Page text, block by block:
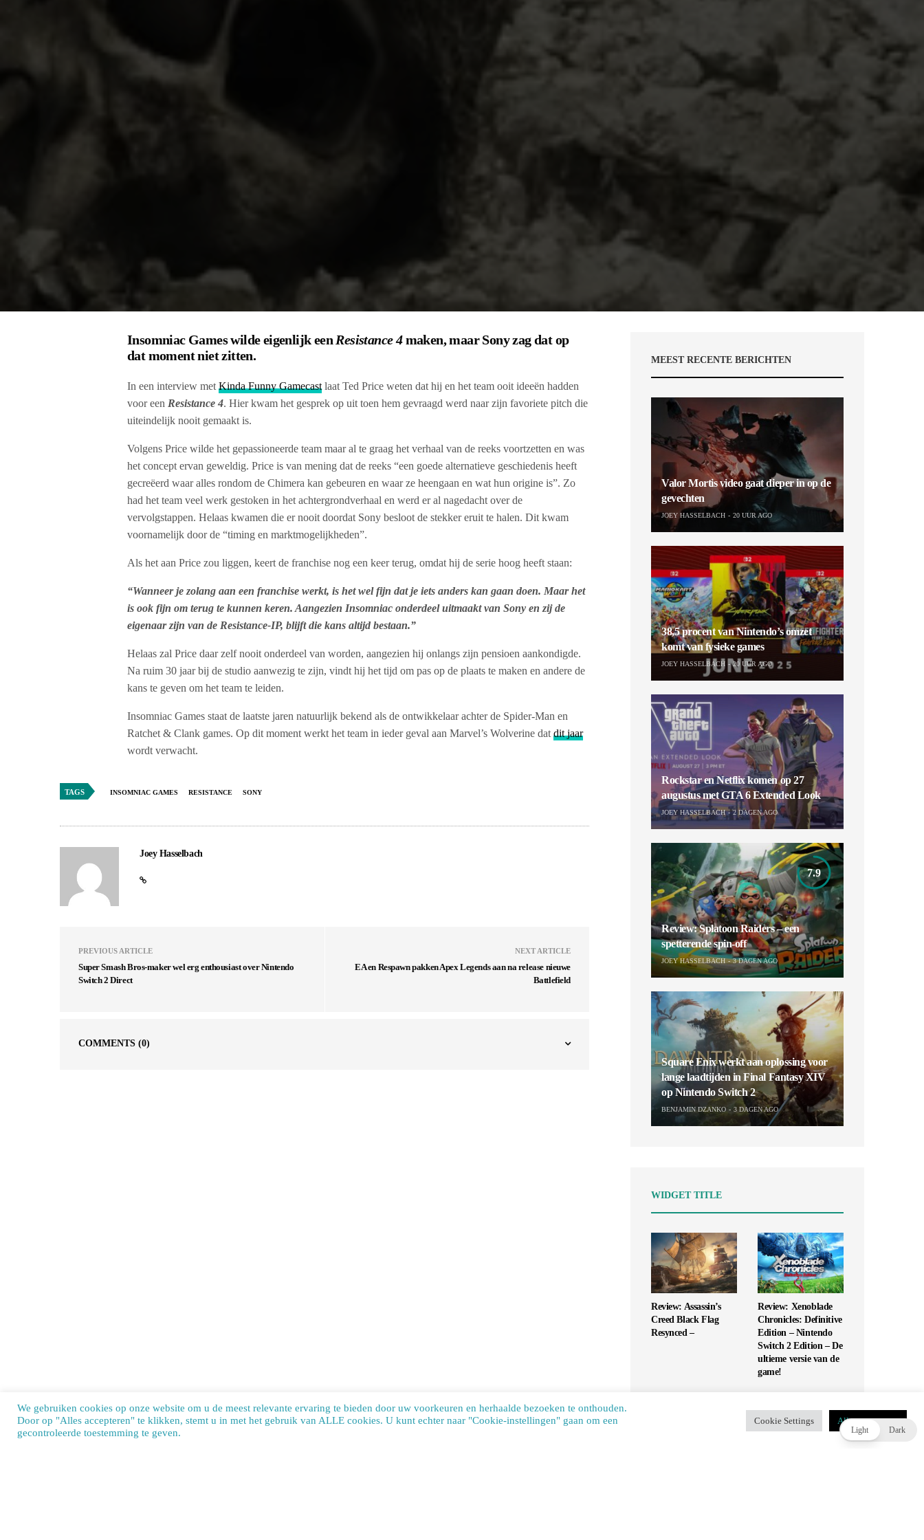
Insomniac Games wilde eigenlijk eenResistance 4maken, maar Sony zag dat op
dat moment niet zitten.
In een interview metKinda Funny Gamecastlaat Ted Price weten dat hij en het team ooit ideeën hadden
voor eenResistance 4. Hier kwam het gesprek op uit toen hem gevraagd werd naar zijn favoriete pitch die
uiteindelijk nooit gemaakt is.
Volgens Price wilde het gepassioneerde team maar al te graag het verhaal van de reeks voortzetten en was
het concept ervan geweldig. Price is van mening dat de reeks “een goede alternatieve geschiedenis heeft
gecreëerd waar alles rondom de Chimera kan gebeuren en waar ze heengaan en wat hun origine is”. Zo
had het team veel werk gestoken in het achtergrondverhaal en werd er al nagedacht over de
vervolgstappen. Helaas kwamen die er nooit doordat Sony besloot de stekker eruit te halen. Dit kwam
voornamelijk door de “timing en marktmogelijkheden”.
Als het aan Price zou liggen, keert de franchise nog een keer terug, omdat hij de serie hoog heeft staan:
“Wanneer je zolang aan een franchise werkt, is het wel fijn dat je iets anders kan gaan doen. Maar het
is ook fijn om terug te kunnen keren. Aangezien Insomniac onderdeel uitmaakt van Sony en zij de
eigenaar zijn van de Resistance-IP, blijft die kans altijd bestaan.”
Helaas zal Price daar zelf nooit onderdeel van worden, aangezien hij onlangs zijn pensioen aankondigde.
Na ruim 30 jaar bij de studio aanwezig te zijn, vindt hij het tijd om pas op de plaats te maken en andere de
kans te geven om het team te leiden.
Insomniac Games staat de laatste jaren natuurlijk bekend als de ontwikkelaar achter de Spider-Man en
Ratchet & Clank games. Op dit moment werkt het team in ieder geval aan Marvel’s Wolverine datdit jaar
wordt verwacht.
TAGS INSOMNIAC GAMES RESISTANCE SONY
Joey Hasselbach
PREVIOUS ARTICLE
Super Smash Bros-maker wel erg enthousiast over Nintendo
Switch 2 Direct
NEXT ARTICLE
EA en Respawn pakken Apex Legends aan na release nieuwe
Battlefield
COMMENTS (0)
MEEST RECENTE BERICHTEN
Valor Mortis video gaat dieper in op de
gevechten
JOEY HASSELBACH 20 UUR AGO
38,5 procent van Nintendo’s omzet
komt van fysieke games
JOEY HASSELBACH 20 UUR AGO
Rockstar en Netflix komen op 27
augustus met GTA 6 Extended Look
JOEY HASSELBACH 2 DAGEN AGO
7.9
Review: Splatoon Raiders – een
spetterende spin-off
JOEY HASSELBACH 3 DAGEN AGO
Square Enix werkt aan oplossing voor
lange laadtijden in Final Fantasy XIV
op Nintendo Switch 2
BENJAMIN DZANKO 3 DAGEN AGO
WIDGET TITLE
Review: Assassin’s
Creed Black Flag
Resynced –
Review: Xenoblade
Chronicles: Definitive
Edition – Nintendo
Switch 2 Edition – De
ultieme versie van de
game!
We gebruiken cookies op onze website om u de meest relevante ervaring te bieden door uw voorkeuren en herhaalde bezoeken te onthouden.
Door op "Alles accepteren" te klikken, stemt u in met het gebruik van ALLE cookies. U kunt echter naar "Cookie-instellingen" gaan om een ​​
gecontroleerde toestemming te geven.
Cookie Settings Alles accepteren
Light Dark
Our site uses cookies. Learn more about our use of cookies:cookie policy ACCEPT